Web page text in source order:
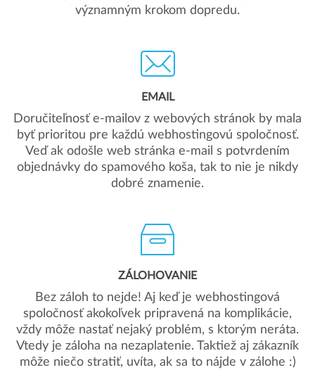
významným krokom dopredu.
EMAIL
Doručiteľnosť e-mailov z webových stránok by mala
byť prioritou pre každú webhostingovú spoločnosť.
Veď ak odošle web stránka e-mail s potvrdením
objednávky do spamového koša, tak to nie je nikdy
dobré znamenie.
ZÁLOHOVANIE
Bez záloh to nejde! Aj keď je webhostingová
spoločnosť akokoľvek pripravená na komplikácie,
vždy môže nastať nejaký problém, s ktorým neráta.
Vtedy je záloha na nezaplatenie. Taktiež aj zákazník
môže niečo stratiť, uvíta, ak sa to nájde v zálohe :)